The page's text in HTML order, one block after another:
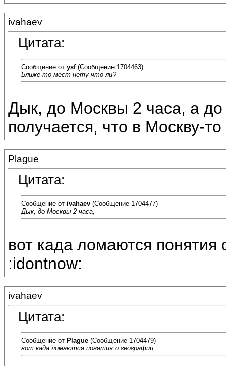
ivahaev
Цитата:
Сообщение от ysf(Сообщение 1704463)
Ближе-то мест нету что ли?
Дык, до Москвы 2 часа, а до
получается, что в Москву-
Plague
Цитата:
Сообщение от ivahaev (Сообщение 1704477)
Дык, до Москвы 2 часа,
вот када ломаются
:idontnow:
ivahaev
Цитата:
Сообщение от Plague (Сообщение 1704479)
вот када ломаются понятия о географии